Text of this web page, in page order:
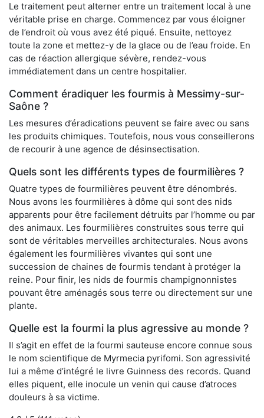
Le traitement peut alterner entre un traitement local à une
véritable prise en charge. Commencez par vous éloigner
de l’endroit où vous avez été piqué. Ensuite, nettoyez
toute la zone et mettez-y de la glace ou de l’eau froide. En
cas de réaction allergique sévère, rendez-vous
immédiatement dans un centre hospitalier.
Comment éradiquer les fourmis à Messimy-sur-
Saône ?
Les mesures d’éradications peuvent se faire avec ou sans
les produits chimiques. Toutefois, nous vous conseillerons
de recourir à une agence de désinsectisation.
Quels sont les différents types de fourmilières ?
Quatre types de fourmilières peuvent être dénombrés.
Nous avons les fourmilières à dôme qui sont des nids
apparents pour être facilement détruits par l’homme ou par
des animaux. Les fourmilières construites sous terre qui
sont de véritables merveilles architecturales. Nous avons
également les fourmilières vivantes qui sont une
succession de chaines de fourmis tendant à protéger la
reine. Pour finir, les nids de fourmis champignonnistes
pouvant être aménagés sous terre ou directement sur une
plante.
Quelle est la fourmi la plus agressive au monde ?
Il s’agit en effet de la fourmi sauteuse encore connue sous
le nom scientifique de Myrmecia pyrifomi. Son agressivité
lui a même d’intégré le livre Guinness des records. Quand
elles piquent, elle inocule un venin qui cause d’atroces
douleurs à sa victime.